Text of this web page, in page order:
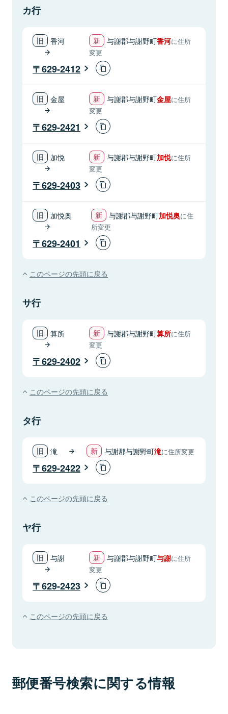
カ行
香河 与謝郡与謝野町香河に住所
変更
629-2412
金屋 与謝郡与謝野町金屋に住所
変更
629-2421
加悦 与謝郡与謝野町加悦に住所
変更
629-2403
加悦奥 与謝郡与謝野町加悦奥に住
所変更
629-2401
このページの先頭に戻る
サ行
算所 与謝郡与謝野町算所に住所
変更
629-2402
このページの先頭に戻る
タ行
滝 与謝郡与謝野町滝に住所変更
629-2422
このページの先頭に戻る
ヤ行
与謝 与謝郡与謝野町与謝に住所
変更
629-2423
このページの先頭に戻る
郵便番号検索に関する情報